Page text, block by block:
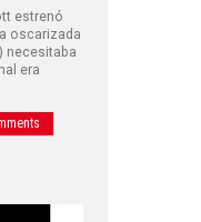
estrenó
oscarizada
necesitaba
era